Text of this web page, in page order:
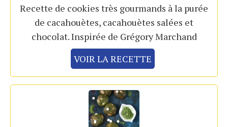
Recette de cookies très gourmands à la purée
de cacahouètes, cacahouètes salées et
chocolat. Inspirée de Grégory Marchand
VOIR LA RECETTE